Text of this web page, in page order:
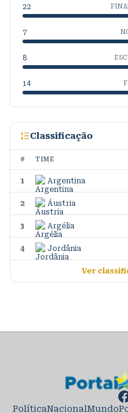
22
7
8
14
Classificação
# TIME
1 Argentina
2 Áustria
3 Argélia
4 Jordânia
Ver
PolíticaNacionalMundo